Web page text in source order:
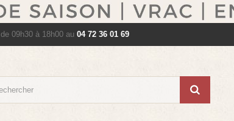
09h30 à 18h00 au 04 72 36 01 69